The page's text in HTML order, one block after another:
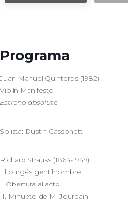
Programa
Juan Manuel Quinteros (1982)
Violín Manifesto
Estreno absoluto
Solista: Dustin Cassonett
Richard Strauss (1864-1949)
El burgés gentilhombre
I. Obertura al acto I
II. Minueto de M. Jourdain